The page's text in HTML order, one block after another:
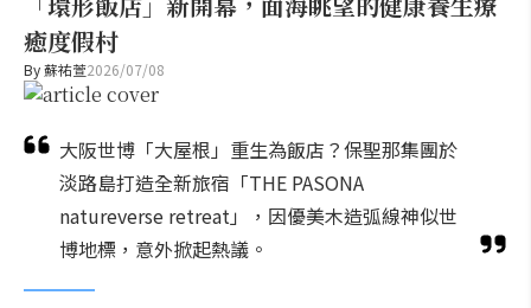
癒度假村
By蘇祐萱2026/07/08
大阪世博「大屋根」重生為飯店？保聖那集團於
淡路島打造全新旅宿「THE PASONA
natureverse retreat」，因優美木造弧線神似世
博地標，意外掀起熱議。